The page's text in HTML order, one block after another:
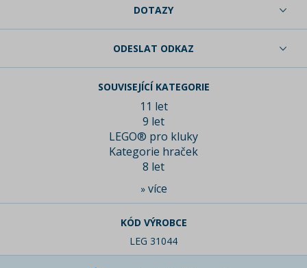
DOTAZY
ODESLAT ODKAZ
SOUVISEJÍCÍ KATEGORIE
11 let
9 let
LEGO® pro kluky
Kategorie hraček
8 let
» více
KÓD VÝROBCE
LEG 31044